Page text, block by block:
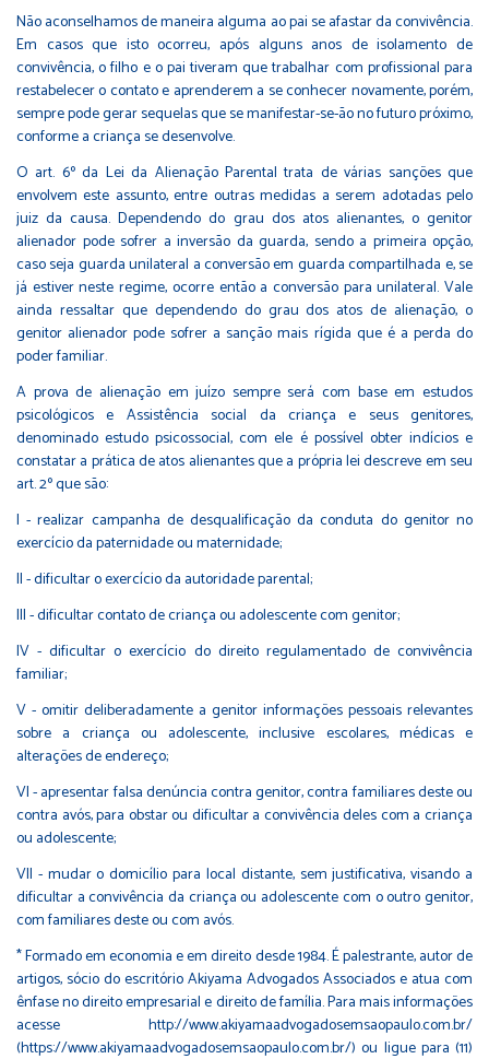
Não aconselhamos de maneira alguma ao pai se afastar da convivência.
Em casos que isto ocorreu, após alguns anos de isolamento de
convivência, o filho e o pai tiveram que trabalhar com profissional para
restabelecer o contato e aprenderem a se conhecer novamente, porém,
sempre pode gerar sequelas que se manifestar-se-ão no futuro próximo,
conforme a criança se desenvolve.
O art. 6º da Lei da Alienação Parental trata de várias sanções que
envolvem este assunto, entre outras medidas a serem adotadas pelo
juiz da causa. Dependendo do grau dos atos alienantes, o genitor
alienador pode sofrer a inversão da guarda, sendo a primeira opção,
caso seja guarda unilateral a conversão em guarda compartilhada e, se
já estiver neste regime, ocorre então a conversão para unilateral. Vale
ainda ressaltar que dependendo do grau dos atos de alienação, o
genitor alienador pode sofrer a sanção mais rígida que é a perda do
poder familiar.
A prova de alienação em juízo sempre será com base em estudos
psicológicos e Assistência social da criança e seus genitores,
denominado estudo psicossocial, com ele é possível obter indícios e
constatar a prática de atos alienantes que a própria lei descreve em seu
art. 2º que são:
I - realizar campanha de desqualificação da conduta do genitor no
exercício da paternidade ou maternidade;
II - dificultar o exercício da autoridade parental;
III - dificultar contato de criança ou adolescente com genitor;
IV - dificultar o exercício do direito regulamentado de convivência
familiar;
V - omitir deliberadamente a genitor informações pessoais relevantes
sobre a criança ou adolescente, inclusive escolares, médicas e
alterações de endereço;
VI - apresentar falsa denúncia contra genitor, contra familiares deste ou
contra avós, para obstar ou dificultar a convivência deles com a criança
ou adolescente;
VII - mudar o domicílio para local distante, sem justificativa, visando a
dificultar a convivência da criança ou adolescente com o outro genitor,
com familiares deste ou com avós.
* Formado em economia e em direito desde 1984. É palestrante, autor de
artigos, sócio do escritório Akiyama Advogados Associados e atua com
ênfase no direito empresarial e direito de família. Para mais informações
acesse http://www.akiyamaadvogadosemsaopaulo.com.br/
(https://www.akiyamaadvogadosemsaopaulo.com.br/) ou ligue para (11)